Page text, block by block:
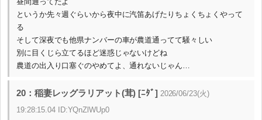
というか先々週ぐらいから夜中に汽笛あげたりちょくちょくやって
る
そして深夜でも他県ナンバーの車が農道通ってて騒々しい
別に目くじら立てるほど迷惑じゃないけどね
農道の出入り口塞ぐのやめてよ、通れないじゃん…
20：稲妻レッグラリアット(茸) [ﾆﾀﾞ] 2026/06/23(火)
19:28:15.04 ID:YQnZlWUp0